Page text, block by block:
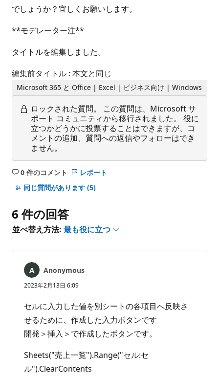
でしょうか？宜しくお願いします。
**モデレーター注**
タイトルを編集しました。
編集前タイトル : 本文と同じ
Microsoft 365 と Office | Excel | ビジネス向け | Windows
ロックされた質問。
この質問は、Microsoft サ
ポート コミュニティから移行されました。 役に
立つかどうかに投票することはできますが、コ
メントの追加、質問への返信やフォローはでき
ません。
0 件のコメント
コ
メ
は
あ
ま
ん
レポート
同じ質問があります (5)
6 件の回答
並べ替え方法: 最も役に立つ
Anonymous
2023年2月13日 6:09
セルに入力した値を別シートの各項目へ反映さ
せるために、作成した入力ボタンです
開発＞挿入＞で作成したボタンです。
Sheets("売上一覧").Range("セル:セ
ル").ClearContents